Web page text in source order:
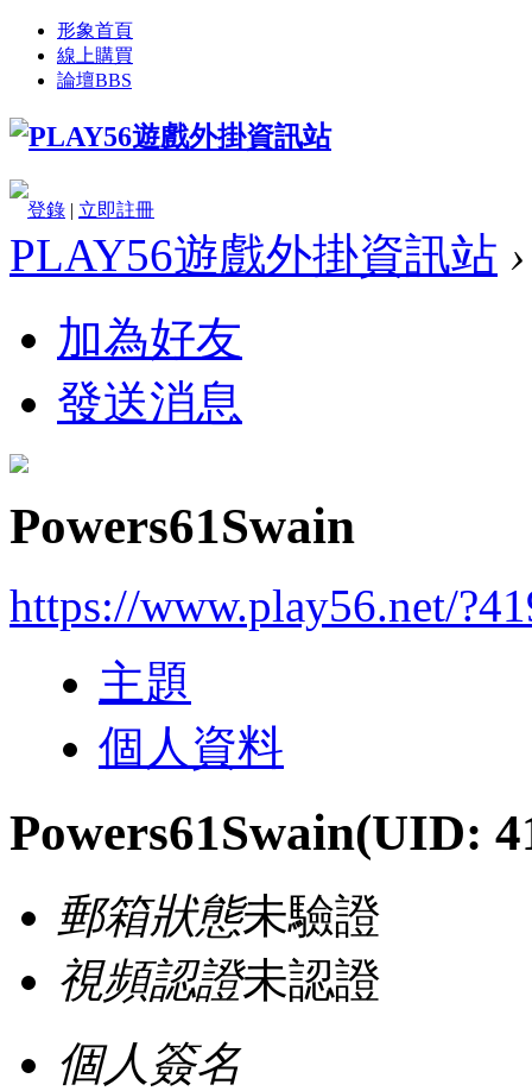
形象首頁
線上購買
論壇BBS
登錄 | 立即註冊
PLAY56遊戲外掛資訊站 ›
加為好友
發送消息
Powers61Swain
https://www.play56.net/
主題
個人資料
Powers61Swain(UID:
郵箱狀態未驗證
視頻認證未認證
個人簽名